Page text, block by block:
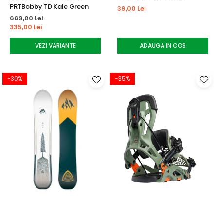
PRTBobby TD Kale Green
669,00 Lei
335,00 Lei
VEZI VARIANTE
39,00 Lei
ADAUGA IN COS
-30% -35%